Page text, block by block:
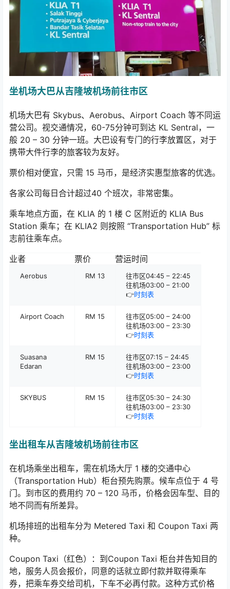
坐机场大巴从吉隆坡机场前往市区
机场大巴有 Skybus、Aerobus、Airport Coach 等不同运
营公司。视交通情况，60-75分钟可到达 KL Sentral，一
般 20 – 30 分钟一班。大巴设有专门的行李放置区，对于
携带大件行李的旅客较为友好。
票价相对便宜，只需 15 马币，是经济实惠型旅客的优选。
各家公司每日合计超过40 个班次，非常密集。
乘车地点方面，在 KLIA 的 1 楼 C 区附近的 KLIA Bus
Station 乘车；在 KLIA2 则按照 “Transportation Hub” 标
志前往乘车点。
业者
票价 营运时间
Aerobus RM 13
往市区04:45 – 22:45
往机场03:00 – 21:00
👉时刻表
Airport Coach RM 15
往市区05:00 – 24:00
往机场03:00 – 23:30
👉时刻表
Suasana
Edaran
RM 15
往市区07:15 – 24:45
往机场03:00 – 23:00
👉时刻表
SKYBUS RM 15
往市区05:30 – 24:30
往机场03:00 – 23:30
👉时刻表
坐出租车从吉隆坡机场前往市区
在机场乘坐出租车，需在机场大厅 1 楼的交通中心
（Transportation Hub）柜台预先购票。候车点位于 4 号
门。到市区的费用约 70 – 120 马币，价格会因车型、目的
地不同而有所差异。
机场排班的出租车分为 Metered Taxi 和 Coupon Taxi 两
种。
Coupon Taxi（红色）：到Coupon Taxi 柜台并告知目的
地，服务人员会报价，同意的话就立即付款并取得乘车
券，把乘车券交给司机，下车不必再付款。这种方式价格